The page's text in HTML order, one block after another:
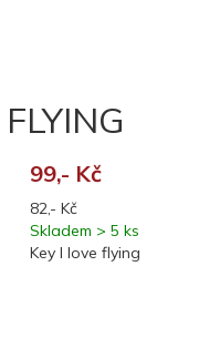
99,- Kč
82,- Kč
Skladem > 5 ks
Key I love flying